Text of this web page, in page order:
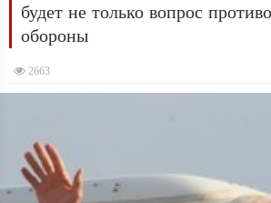
будет не только вопрос
обороны
2663